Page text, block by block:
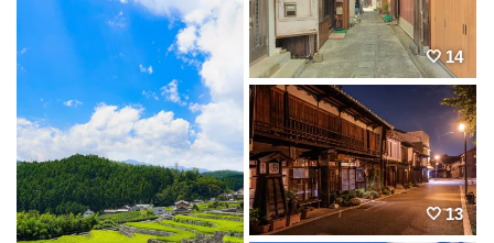
14
13